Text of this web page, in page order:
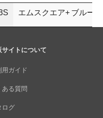
エムスクエア+ ブルース
サイトについて
用ガイド
ある質問
ログ